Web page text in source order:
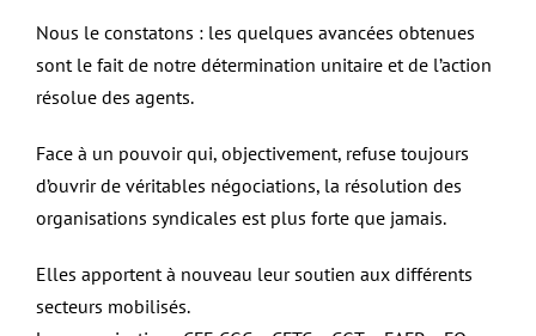
Nous le constatons : les quelques avancées obtenues
sont le fait de notre détermination unitaire et de l’action
résolue des agents.
Face à un pouvoir qui, objectivement, refuse toujours
d’ouvrir de véritables négociations, la résolution des
organisations syndicales est plus forte que jamais.
Elles apportent à nouveau leur soutien aux différents
secteurs mobilisés.